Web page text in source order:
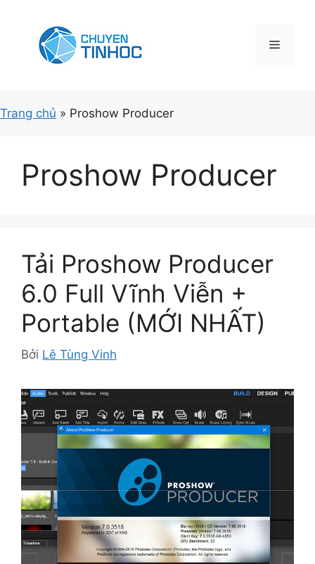
Menu
Trang chủ » Proshow Producer
Proshow Producer
Tải Proshow Producer
6.0 Full Vĩnh Viễn +
Portable (MỚI NHẤT)
Bởi Lê Tùng Vinh